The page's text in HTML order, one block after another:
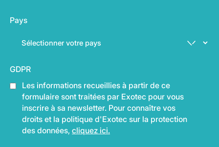
Pays
GDPR
Les informations recueillies à partir de ce
formulaire sont traitées par Exotec pour vous
inscrire à sa newsletter. Pour connaître vos
droits et la politique d'Exotec sur la protection
des données, cliquez ici.